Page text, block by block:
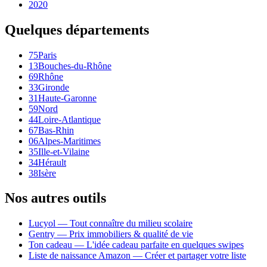
2020
Quelques départements
75Paris
13Bouches-du-Rhône
69Rhône
33Gironde
31Haute-Garonne
59Nord
44Loire-Atlantique
67Bas-Rhin
06Alpes-Maritimes
35Ille-et-Vilaine
34Hérault
38Isère
Nos autres outils
Lucyol — Tout connaître du milieu scolaire
Gentry — Prix immobiliers & qualité de vie
Ton cadeau — L'idée cadeau parfaite en quelques swipes
Liste de naissance Amazon — Créer et partager votre liste